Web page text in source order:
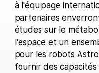
à l'équipage
partenaires
études sur le
l'espace et un
pour les robots
fournir des